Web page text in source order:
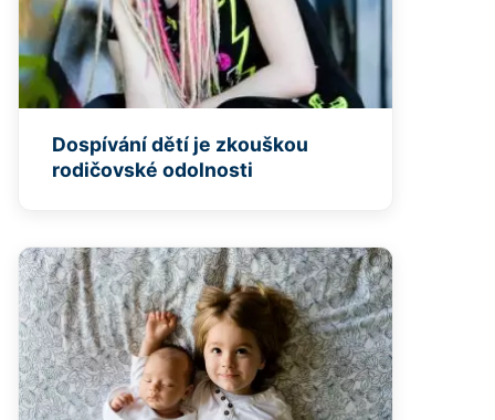
Dospívání dětí je zkouškou
rodičovské odolnosti